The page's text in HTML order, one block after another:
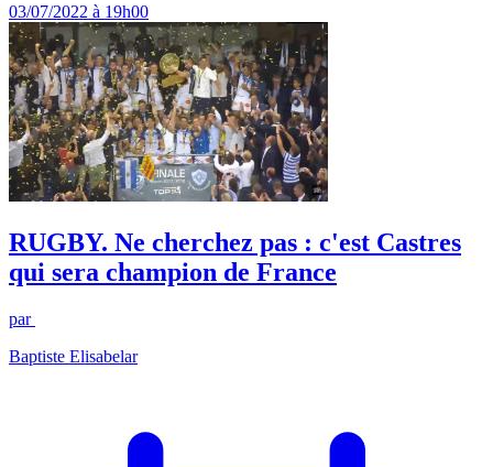
03/07/2022 à 19h00
RUGBY. Ne cherchez pas : c'est Castres
qui sera champion de France
par
Baptiste Elisabelar